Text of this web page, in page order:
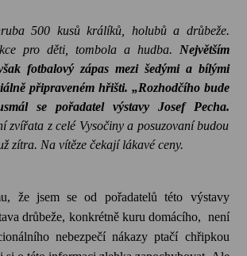
koncerty ve Stromovce: Kolchoz a
Jenakaši
28. 7. 2026
Votavžatský ploty
23. 7. 2026
Letní koncerty ve Stromovce: Rufus Miller
22. 7. 2026
500 kusů králíků, holubů a drůbeže.
pro děti, tombola a hudba. Největším
fotbalový zápas mezi šedými a bílými
připraveném hřišti. „Rozhodčího bude
se pořadatel výstavy Josef Pecha.
zvířata z celé Vysočiny a posuzovaní budou
zítra. Na vítěze čekají lákavé ceny.
že jsem se od pořadatelů této výstavy
drůbeže, konkrétně kuru domácího, není
nebezpečí nákazy ptačí chřipkou